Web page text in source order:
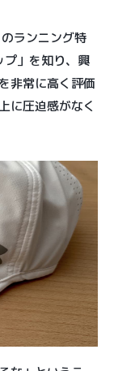
ランニング特
プ」を知り、興
非常に高く評価
に圧迫感がなく